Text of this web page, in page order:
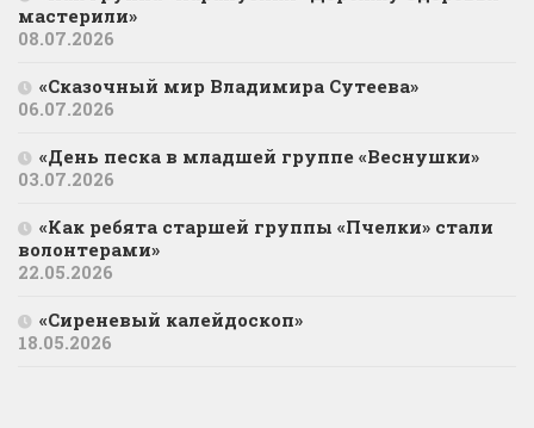
мастерили»
08.07.2026
«Сказочный мир Владимира Сутеева»
06.07.2026
«День песка в младшей группе «Веснушки»
03.07.2026
«Как ребята старшей группы «Пчелки» стали
волонтерами»
22.05.2026
«Сиреневый калейдоскоп»
18.05.2026